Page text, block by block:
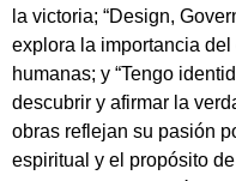
la victoria; “Design,
explora la importancia
humanas; y “Tengo
descubrir y afirmar la
obras reflejan su pasión
espiritual y el propósito